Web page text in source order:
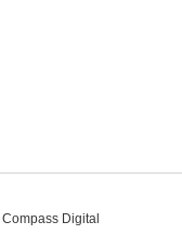
Compass Digital